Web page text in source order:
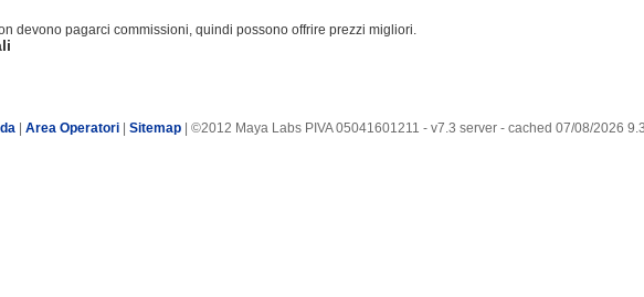
devono pagarci commissioni, quindi possono offrire prezzi migliori.
Area Operatori Sitemap | ©2012 Maya Labs PIVA 05041601211 - v7.3 server - cached 07/08/2026